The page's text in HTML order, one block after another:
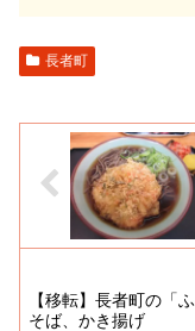
長者町
【移転】長者町の「
そば、かき揚げ